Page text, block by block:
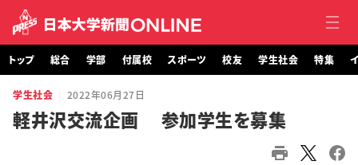
トップ
トップ 総合 学部 付属校 スポーツ 校友 学生社会 特集
学生社会 2022年06月27日
軽井沢交流企画 参加学生を募集